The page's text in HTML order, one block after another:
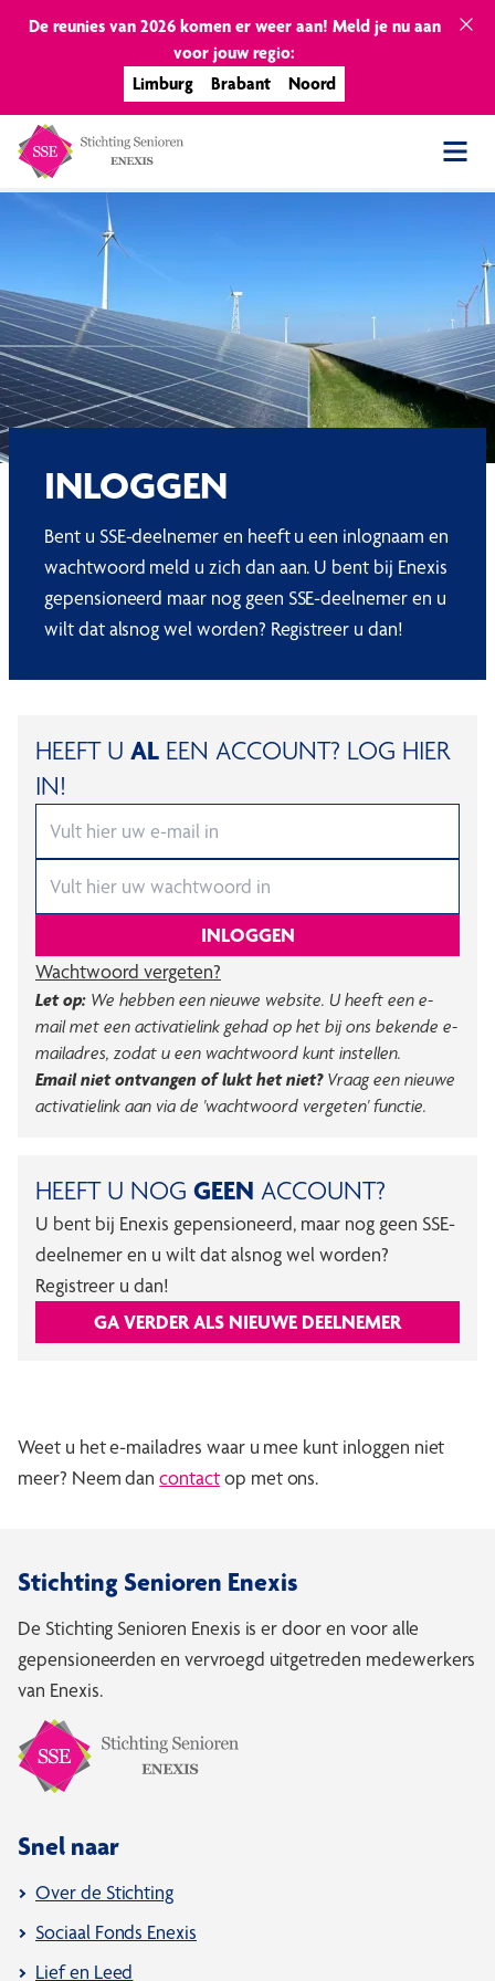
De reunies van 2026 komen er weer aan! Meld je nu aan
voor jouw regio:
Limburg
Brabant Noord
INLOGGEN
Bent u SSE-deelnemer en heeft u een inlognaam en
wachtwoord meld u zich dan aan. U bent bij Enexis
gepensioneerd maar nog geen SSE-deelnemer en u
wilt dat alsnog wel worden? Registreer u dan!
HEEFT U AL EEN ACCOUNT? LOG HIER
IN!
INLOGGEN
Wachtwoord vergeten?
Let op: We hebben een nieuwe website. U heeft een e-
mail met een activatielink gehad op het bij ons bekende e-
mailadres, zodat u een wachtwoord kunt instellen.
Email niet ontvangen of lukt het niet?Vraag een nieuwe
activatielink aan via de 'wachtwoord vergeten' functie.
HEEFT U NOG GEEN ACCOUNT?
U bent bij Enexis gepensioneerd, maar nog geen SSE-
deelnemer en u wilt dat alsnog wel worden?
Registreer u dan!
GA VERDER ALS NIEUWE DEELNEMER
Weet u het e-mailadres waar u mee kunt inloggen niet
meer? Neem dancontactop met ons.
Stichting Senioren Enexis
De Stichting Senioren Enexis is er door en voor alle
gepensioneerden en vervroegd uitgetreden medewerkers
van Enexis.
Snel naar
Over de Stichting
Sociaal Fonds Enexis
Lief en Leed